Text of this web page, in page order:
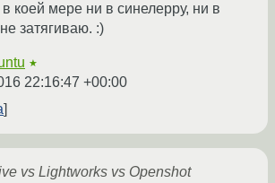
коей мере ни в синелерру, ни в
затягиваю. :)
★
22:16:47 +00:00
vs Lightworks vs Openshot